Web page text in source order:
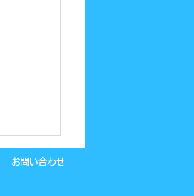
お問い合わせ